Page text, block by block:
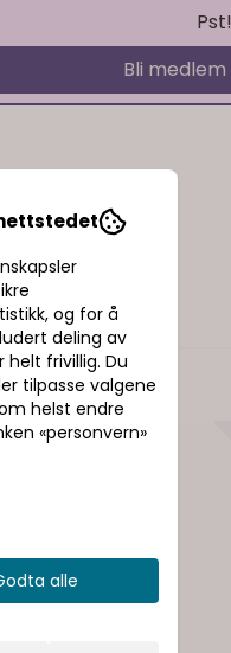
Bli
og for å
deling av
frivillig. Du
tilpasse valgene
helst endre
«personvern»
alle